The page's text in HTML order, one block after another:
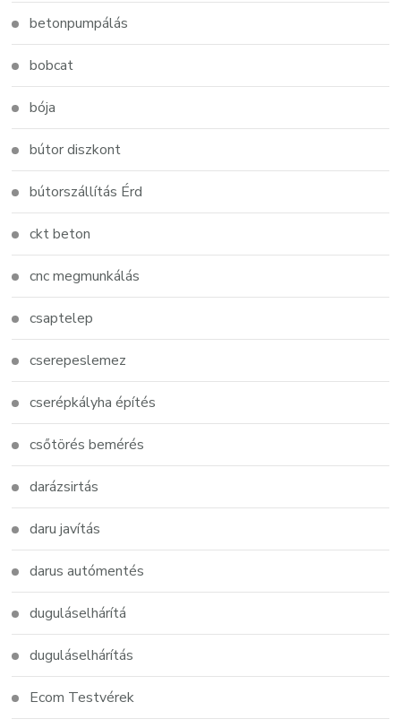
betonpumpálás
bobcat
bója
bútor diszkont
bútorszállítás Érd
ckt beton
cnc megmunkálás
csaptelep
cserepeslemez
cserépkályha építés
csőtörés bemérés
darázsirtás
daru javítás
darus autómentés
duguláselhárítá
duguláselhárítás
Ecom Testvérek